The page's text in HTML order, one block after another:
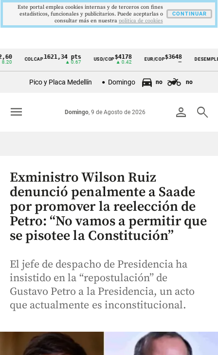
Cintillo
Colombia
COLCAP1621,34 pts USD/COP$4178
▲ 0.42
EUR/COP$3648
—
DESEMPLEO9,9
▼
Pico y Placa Medellín Domingo no no
person search
Domingo, 9 de Agosto de 2026
menu
Exministro Wilson Ruiz
denunció penalmente a Saade
por promover la reelección de
Petro: “No vamos a permitir que
se pisotee la Constitución”
El jefe de despacho de Presidencia ha
insistido en la “repostulación” de
Gustavo Petro a la Presidencia, un acto
que actualmente es inconstitucional.
Este portal emplea cookies internas y de terceros con fines
estadísticos, funcionales y publicitarios. Puede aceptarlas o
consultar más en nuestra politica de cookies
CONTINUAR